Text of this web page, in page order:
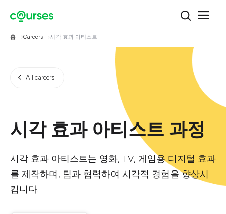
홈 Careers 시각 효과 아티스트
All careers
시각 효과 아티스트 과정
시각 효과 아티스트는 영화, TV, 게임용 디지털 효과
를 제작하며, 팀과 협력하여 시각적 경험을 향상시
킵니다.